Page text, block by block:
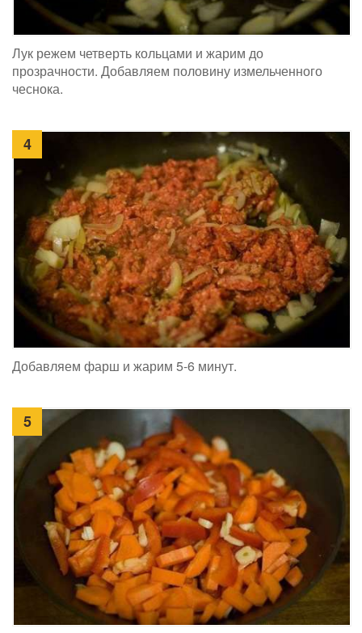
Лук режем четверть кольцами и жарим до
прозрачности. Добавляем половину измельченного
чеснока.
4
Добавляем фарш и жарим 5-6 минут.
5